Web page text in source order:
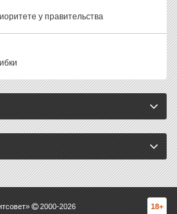
у правительства
2000-2026
18+